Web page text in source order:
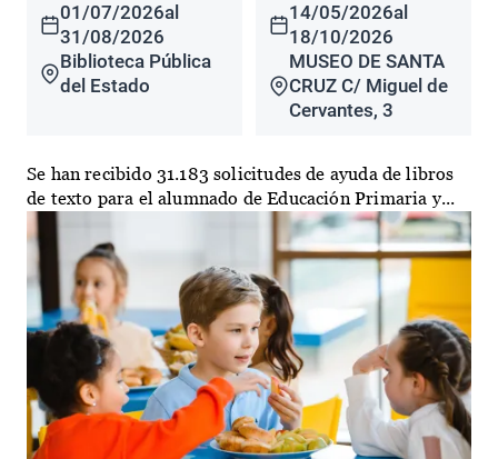
01/07/2026al
31/08/2026
Biblioteca Pública
del Estado
14/05/2026al
18/10/2026
MUSEO DE SANTA
CRUZ C/ Miguel de
Cervantes, 3
Se han recibido 31.183 solicitudes de ayuda de libros
de texto para el alumnado de Educación Primaria y...